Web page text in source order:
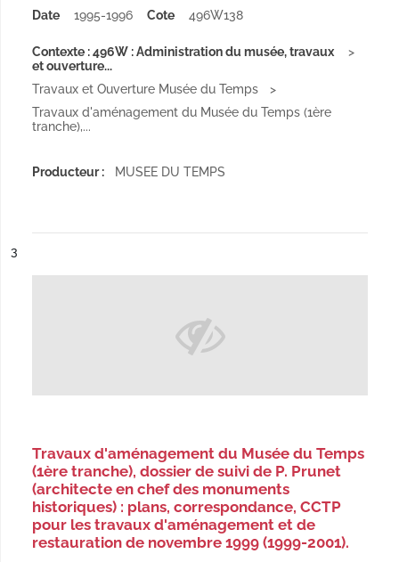
Date 1995-1996 Cote 496W138
Contexte : 496W : Administration du musée, travaux
et ouverture...
Travaux et Ouverture Musée du Temps
Travaux d'aménagement du Musée du Temps (1ère
tranche),...
Producteur : MUSEE DU TEMPS
n°
3
Travaux d'aménagement du Musée du Temps
(1ère tranche), dossier de suivi de P. Prunet
(architecte en chef des monuments
historiques) : plans, correspondance, CCTP
pour les travaux d'aménagement et de
restauration de novembre 1999 (1999-2001).